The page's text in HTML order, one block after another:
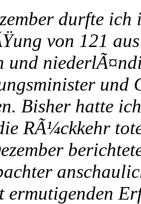
durfte
von 121
und
und
Bisher hatte
RÃ¼ckkehr
ermutigenden